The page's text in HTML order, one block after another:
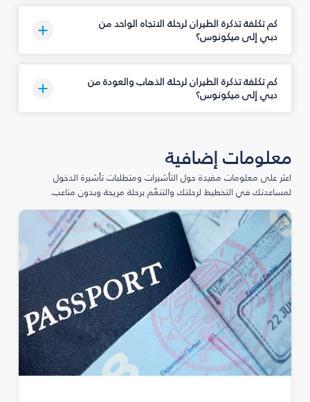
كم تكلفة تذكرة الطيران لرحلة الاتجاه الواحد من
دبي إلى ميكونوس؟
كم تكلفة تذكرة الطيران لرحلة الذهاب والعودة من
دبي إلى ميكونوس؟
معلومات إضافية
اعثر على معلومات مفيدة حول التأشيرات ومتطلبات تأشيرة الدخول
لمساعدتك في التخطيط لرحلتك والتنعّم برحلة مريحة وبدون متاعب.